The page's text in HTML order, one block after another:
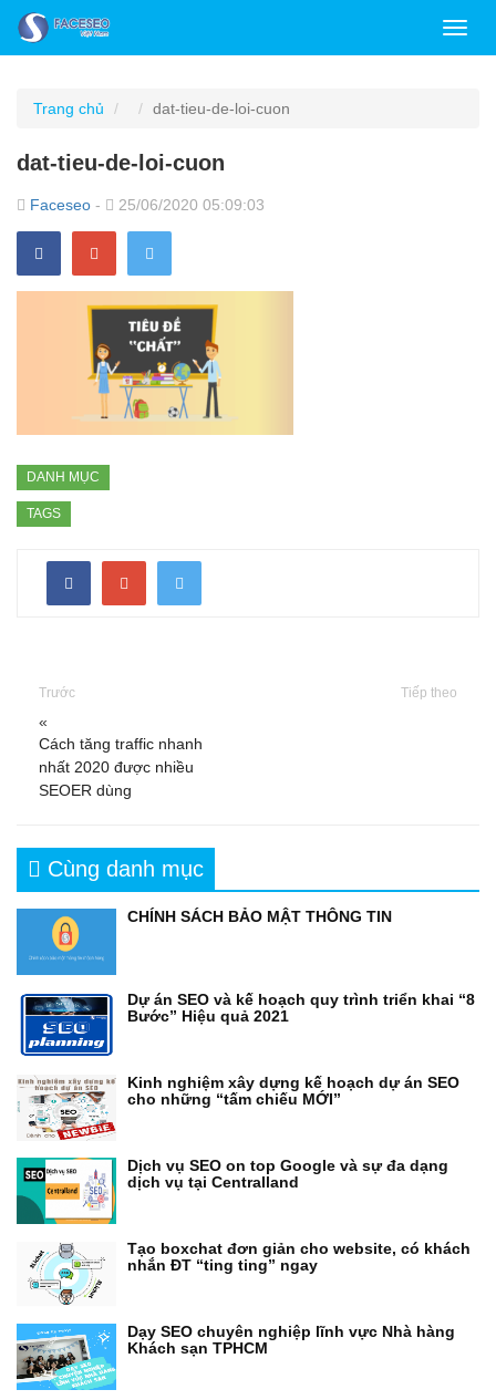
Trang chủ dat-tieu-de-loi-cuon
dat-tieu-de-loi-cuon
Faceseo - 25/06/2020 05:09:03
DANH MỤC
TAGS
Trước
«
Cách tăng traffic nhanh
nhất 2020 được nhiều
SEOER dùng
Tiếp theo
Cùng danh mục
CHÍNH SÁCH BẢO MẬT THÔNG TIN
Dự án SEO và kế hoạch quy trình triển khai “8
Bước” Hiệu quả 2021
Kinh nghiệm xây dựng kế hoạch dự án SEO
cho những “tấm chiếu MỚI”
Dịch vụ SEO on top Google và sự đa dạng
dịch vụ tại Centralland
Tạo boxchat đơn giản cho website, có khách
nhắn ĐT “ting ting” ngay
Dạy SEO chuyên nghiệp lĩnh vực Nhà hàng
Khách sạn TPHCM